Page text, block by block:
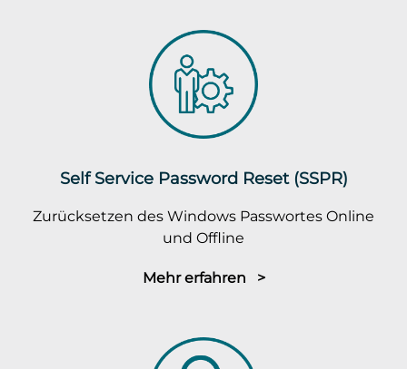
Self Service Password Reset (SSPR)
Zurücksetzen des Windows Passwortes Online
und Offline
Mehr erfahren >